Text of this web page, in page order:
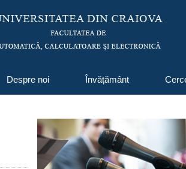
Despre noi Învățământ